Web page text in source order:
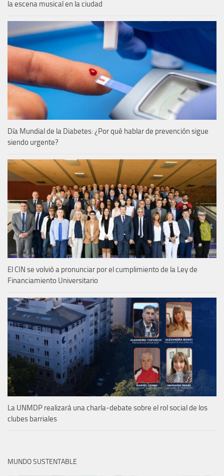
la escena musical en la ciudad
Día Mundial de la Diabetes: ¿Por qué hablar de prevención sigue
siendo urgente?
El CIN se volvió a pronunciar por el cumplimiento de la Ley de
Financiamiento Universitario
La UNMDP realizará una charla-debate sobre el rol social de los
clubes barriales
MUNDO SUSTENTABLE